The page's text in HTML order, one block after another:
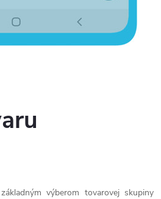
výberom tovarovej skupiny